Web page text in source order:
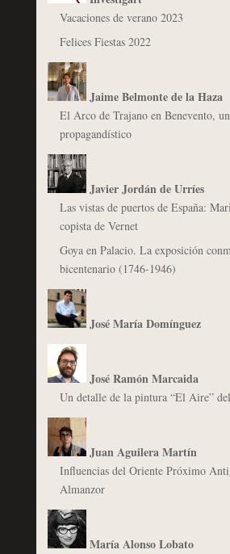
Vacaciones de verano 2023
Felices Fiestas 2022
Jaime Belmonte de la Haza
El Arco de Trajano en Benevento,
propagandístico
Javier Jordán de Urríes
Las vistas de puertos de España:
copista de Vernet
Goya en Palacio. La exposición
bicentenario (1746-1946)
José María Domínguez
José Ramón Marcaida
Un detalle de la pintura “El Aire”
Juan Aguilera Martín
Influencias del Oriente Próximo
Almanzor
María Alonso Lobato